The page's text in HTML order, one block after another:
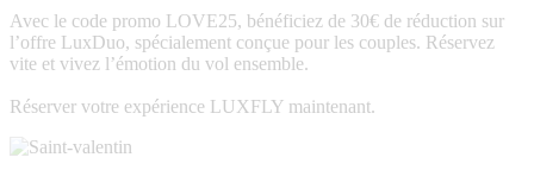
Avec le code promo LOVE25, bénéficiez de 30€ de réduction sur
l’offre LuxDuo, spécialement conçue pour les couples. Réservez
vite et vivez l’émotion du vol ensemble.
Réserver votre expérience LUXFLY maintenant.